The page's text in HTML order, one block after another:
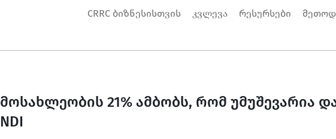
CRRC ბიზნესისთვის კვლევა რესურსები
მოსახლეობის 21% ამბობს, რომ უმუშევარია
NDI